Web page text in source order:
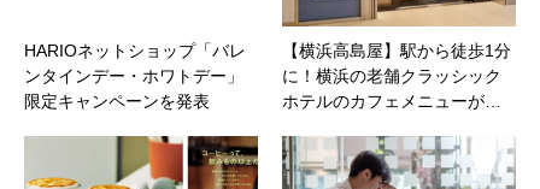
HARIOネットショップ「バレ
ンタインデー・ホワトデー」
限定キャンペーンを発表
【横浜高島屋】駅から徒歩1分
に！横浜の老舗クラッシック
ホテルのカフェメニューが…